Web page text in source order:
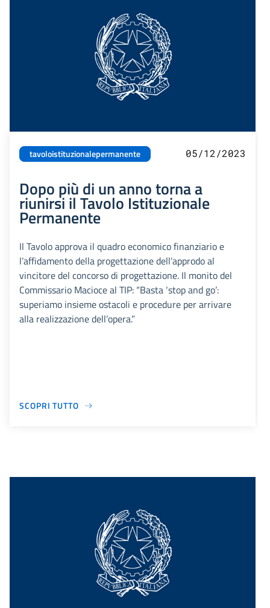
tavoloistituzionalepermanente 05/12/2023
Dopo più di un anno torna a
riunirsi il Tavolo Istituzionale
Permanente
Il Tavolo approva il quadro economico finanziario e
l’affidamento della progettazione dell’approdo al
vincitore del concorso di progettazione. Il monito del
Commissario Macioce al TIP: “Basta ‘stop and go’:
superiamo insieme ostacoli e procedure per arrivare
alla realizzazione dell’opera.”
SCOPRI TUTTO